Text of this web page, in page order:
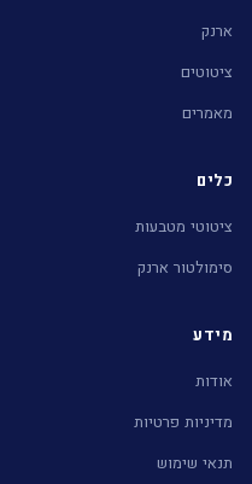
ארנק
ציטוטים
מאמרים
כלים
ציטוטי מטבעות
סימולטור ארנק
מידע
אודות
מדיניות פרטיות
תנאי שימוש